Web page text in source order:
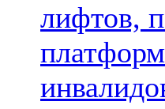
лифтов,